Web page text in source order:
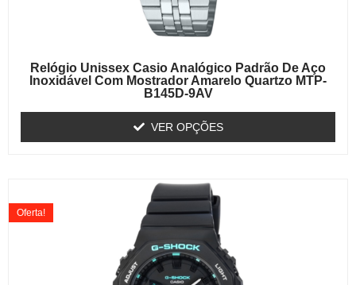
Relógio Unissex Casio Analógico Padrão De Aço
Inoxidável Com Mostrador Amarelo Quartzo MTP-
B145D-9AV
VER OPÇÕES
Oferta!